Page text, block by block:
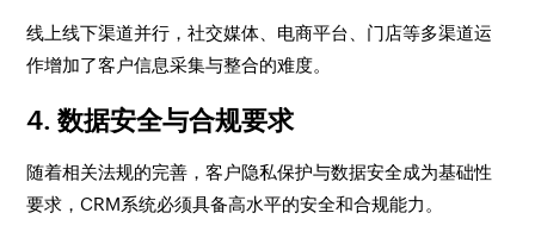
线上线下渠道并行，社交媒体、电商平台、门店等多渠道运
作增加了客户信息采集与整合的难度。
4. 数据安全与合规要求
随着相关法规的完善，客户隐私保护与数据安全成为基础性
要求，CRM系统必须具备高水平的安全和合规能力。